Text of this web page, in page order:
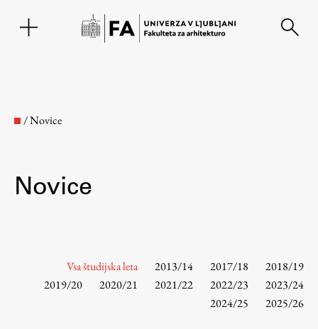
Fakulteta
/Novice
Novice
Vsa študijska leta 2013/14 2017/18
2018/19
2019/20
2020/21 2021/22 2022/23
2023/24
2024/25
2025/26